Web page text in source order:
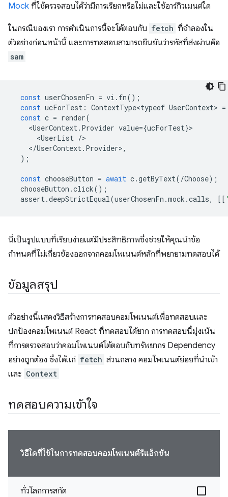
Mock ที่ใช้ตรวจสอบได้ว่ามีการเรียกหรือไม่และใช้อาร์กิวเมนต์ใด
ในกรณีของเรา การดำเนินการนี้จะโต้ตอบกับ fetch ที่จำลองใน
ตัวอย่างก่อนหน้านี้ และการทดสอบสามารถยืนยันว่ารหัสที่ส่งผ่านคือ
sam
const userChosenFn = vi . fn();
const ucForTest : ContextType<typeof UserContext> =
const c = render(
<UserContext . Provider value={ucForTest}
<UserList /
</UserContext.Provider>,
);
const chooseButton = await c.getByText( /Choose);
chooseButton .click();
assert .deepStrictEqual (userChosenFn .mock .calls, [[
นี่เป็นรูปแบบที่เรียบง่ายแต่มีประสิทธิภาพซึ่งช่วยให้คุณนำข้อ
กำหนดที่ไม่เกี่ยวข้องออกจากคอมโพเนนต์หลักที่พยายามทดสอบได้
ข้อมูลสรุป
ตัวอย่างนี้แสดงวิธีสร้างการทดสอบคอมโพเนนต์เพื่อทดสอบและ
ปกป้องคอมโพเนนต์ React ที่ทดสอบได้ยาก การทดสอบนี้มุ่งเน้น
ที่การตรวจสอบว่าคอมโพเนนต์โต้ตอบกับทรัพยากร Dependency
อย่างถูกต้อง ซึ่งได้แก่ fetch ส่วนกลาง คอมโพเนนต์ย่อยที่นำเข้า
และ Context
ทดสอบความเข้าใจ
วิธีใดที่ใช้ในการทดสอบคอมโพเนนต์รีแอ็กชัน
ทั่วโลกการสกัด